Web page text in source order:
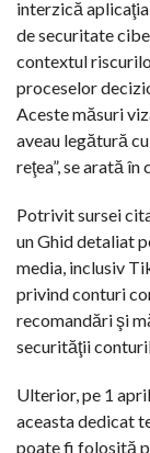
interzică
de securitate
contextul
proceselor
Aceste măsuri
aveau legătură
reţea”, se arată în
Potrivit sursei
un Ghid detaliat
media, inclusiv
privind conturi
recomandări şi
securităţii
Ulterior, pe 1
aceasta dedicat
poate fi folosită